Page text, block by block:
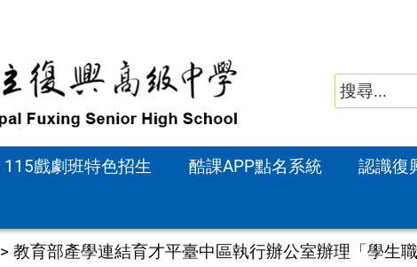
115戲劇班特色招生 酷課APP點名系統 認識復
>教育部產學連結育才平臺中區執行辦公室辦理「學生